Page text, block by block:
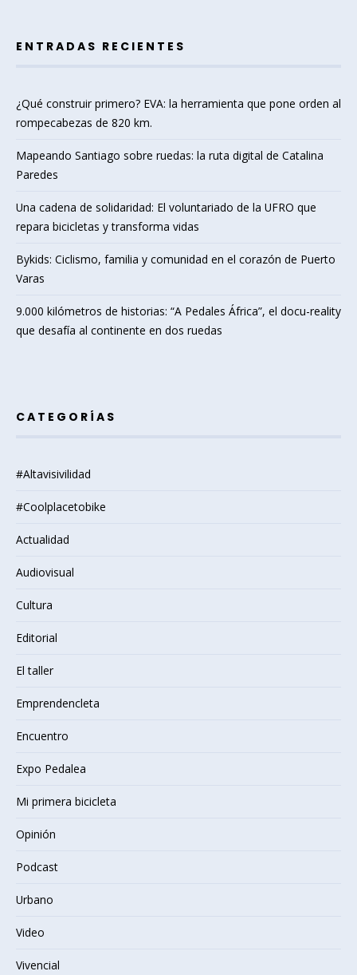
ENTRADAS RECIENTES
¿Qué construir primero? EVA: la herramienta que pone orden al
rompecabezas de 820 km.
Mapeando Santiago sobre ruedas: la ruta digital de Catalina
Paredes
Una cadena de solidaridad: El voluntariado de la UFRO que
repara bicicletas y transforma vidas
Bykids: Ciclismo, familia y comunidad en el corazón de Puerto
Varas
9.000 kilómetros de historias: “A Pedales África”, el docu-reality
que desafía al continente en dos ruedas
CATEGORÍAS
#Altavisivilidad
#Coolplacetobike
Actualidad
Audiovisual
Cultura
Editorial
El taller
Emprendencleta
Encuentro
Expo Pedalea
Mi primera bicicleta
Opinión
Podcast
Urbano
Video
Vivencial